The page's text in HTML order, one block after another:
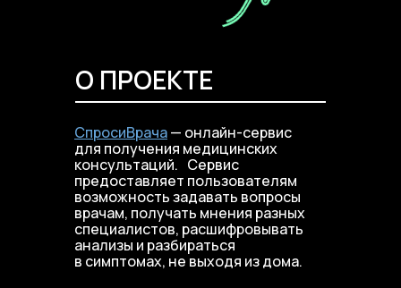
О ПРОЕКТЕ
СпросиВрача— онлайн-сервис
для получения медицинских
консультаций. Сервис
предоставляет пользователям
возможность задавать вопросы
врачам, получать мнения разных
специалистов, расшифровывать
анализы и разбираться
в симптомах, не выходя из дома.